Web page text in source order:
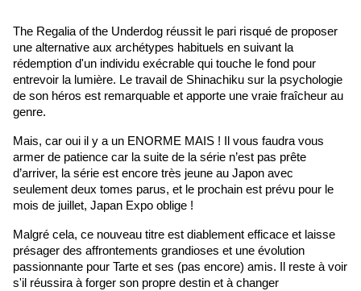
The Regalia of the Underdog réussit le pari risqué de proposer
une alternative aux archétypes habituels en suivant la
rédemption d'un individu exécrable qui touche le fond pour
entrevoir la lumière. Le travail de Shinachiku sur la psychologie
de son héros est remarquable et apporte une vraie fraîcheur au
genre.
Mais, car oui il y a un ENORME MAIS ! Il vous faudra vous
armer de patience car la suite de la série n’est pas prête
d’arriver, la série est encore très jeune au Japon avec
seulement deux tomes parus, et le prochain est prévu pour le
mois de juillet, Japan Expo oblige !
Malgré cela, ce nouveau titre est diablement efficace et laisse
présager des affrontements grandioses et une évolution
passionnante pour Tarte et ses (pas encore) amis. Il reste à voir
s'il réussira à forger son propre destin et à changer